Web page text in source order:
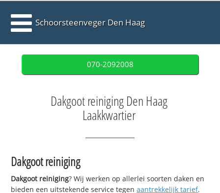
Schoorsteenveger Den Haag
070-2092008
Dakgoot reiniging Den Haag
Laakkwartier
Dakgoot reiniging
Dakgoot reiniging? Wij werken op allerlei soorten daken en
bieden een uitstekende service tegenaantrekkelijk tarief.